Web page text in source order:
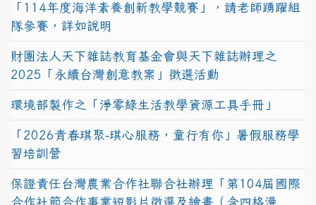
「114年度海洋素養創新教學競賽」，請老師踴躍組
隊參賽，詳如說明
財團法人天下雜誌教育基金會與天下雜誌辦理之
2025「永續台灣創意教案」徵選活動
環境部製作之「淨零綠生活教學資源工具手冊」
「2026青春琪聚-琪心服務，童行有你」暑假服務學
習培訓營
保證責任台灣農業合作社聯合社辦理「第104屆國際
合作社節合作事業短影片徵選及繪畫（含四格漫